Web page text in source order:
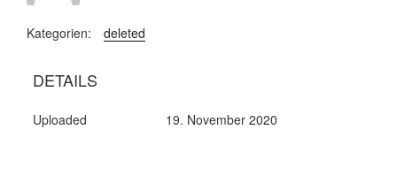
Kategorien: deleted
DETAILS
Uploaded 19. November 2020